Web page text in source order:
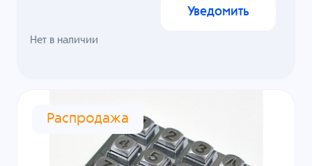
Нет в наличии
Уведомить
Распродажа